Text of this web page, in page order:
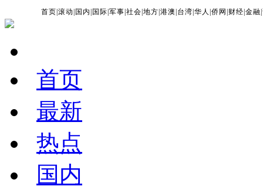
首页 |滚动 国内 国际 |军事 |社会 |地方 |港澳 台湾 |华人 |侨网 财经 |金融 |
首页
最新
热点
国内